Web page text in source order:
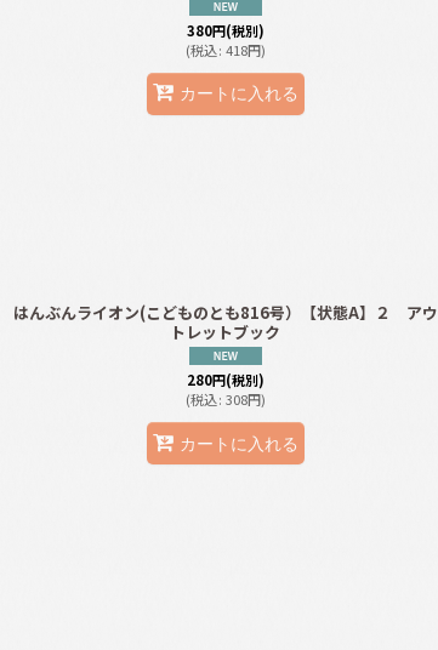
380円(税別)
(税込: 418円)
カートに入れる
はんぶんライオン(こどものとも816号）【状態A】２ アウ
トレットブック
280円(税別)
(税込: 308円)
カートに入れる